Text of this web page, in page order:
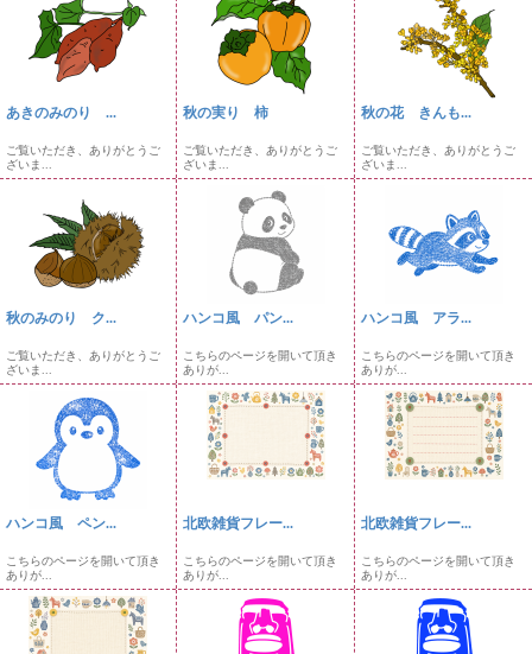
あきのみのり ...
ご覧いただき、ありがとうご
ざいま...
秋の実り 柿
ご覧いただき、ありがとうご
ざいま...
秋の花 きんも...
ご覧いただき、ありがとうご
ざいま...
秋のみのり ク...
ご覧いただき、ありがとうご
ざいま...
ハンコ風 パン...
こちらのページを開いて頂き
ありが...
ハンコ風 アラ...
こちらのページを開いて頂き
ありが...
ハンコ風 ペン...
こちらのページを開いて頂き
ありが...
北欧雑貨フレー...
こちらのページを開いて頂き
ありが...
北欧雑貨フレー...
こちらのページを開いて頂き
ありが...